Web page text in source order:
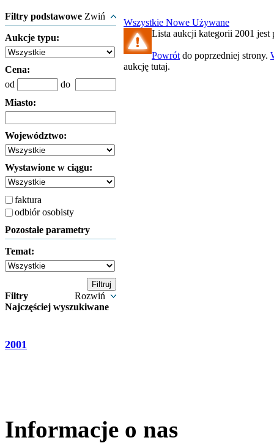
Filtry podstawowe Zwiń
Aukcje typu:
Cena:
od
do
Miasto:
Województwo:
Wystawione w ciągu:
faktura
odbiór osobisty
Pozostałe parametry
Temat:
Filtry
Rozwiń
Najczęściej wyszukiwane
2001
Wszystkie Nowe Używane
Lista aukcji kategorii 2001 jest
Powrót do poprzedniej strony.
aukcję tutaj.
Informacje o nas